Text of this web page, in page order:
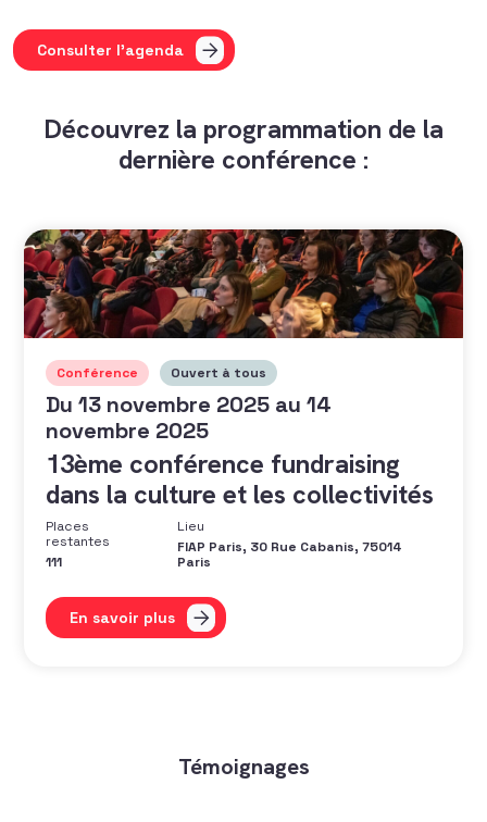
Consulter l'agenda
Découvrez la programmation de la
dernière conférence :
Conférence Ouvert à tous
Du 13 novembre 2025 au 14
novembre 2025
13ème conférence fundraising
dans la culture et les collectivités
Places
restantes
111
Lieu
FIAP Paris, 30 Rue Cabanis, 75014
Paris
En savoir plus
Témoignages